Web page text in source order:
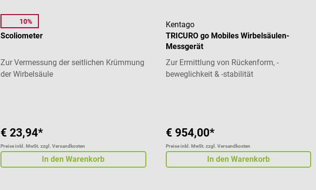
10%
Scoliometer
Zur Vermessung der seitlichen Krümmung
der Wirbelsäule
€ 23,94*
Preise inkl. MwSt. zzgl. Versandkosten
In den Warenkorb
Kentago
TRICURO go Mobiles Wirbelsäulen-
Messgerät
Zur Ermittlung von Rückenform, -
beweglichkeit & -stabilität
€ 954,00*
Preise inkl. MwSt. zzgl. Versandkosten
In den Warenkorb